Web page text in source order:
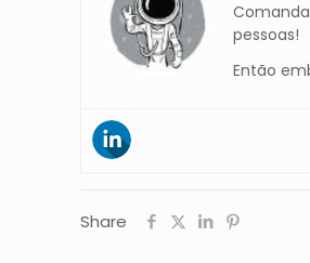
pessoas!
Então
Share